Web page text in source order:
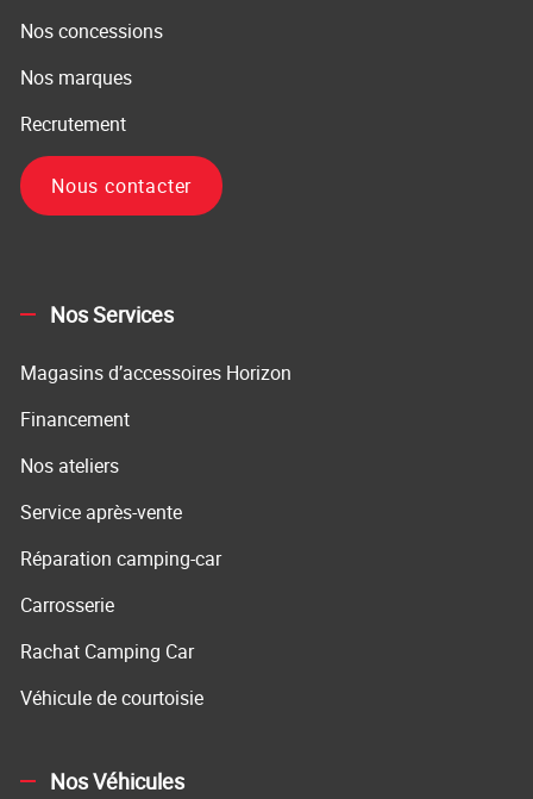
Nos concessions
Nos marques
Recrutement
Nous contacter
Nos Services
Magasins d’accessoires Horizon
Financement
Nos ateliers
Service après-vente
Réparation camping-car
Carrosserie
Rachat Camping Car
Véhicule de courtoisie
Nos Véhicules